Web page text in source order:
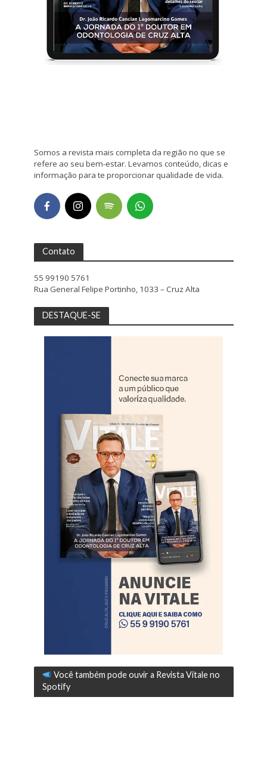
Somos a revista mais completa da região no que se
refere ao seu bem-estar. Levamos conteúdo, dicas e
informação para te proporcionar qualidade de vida.
Contato
55 99190 5761
Rua General Felipe Portinho, 1033 – Cruz Alta
DESTAQUE-SE
Você também pode ouvir a Revista Vitale no
Spotify